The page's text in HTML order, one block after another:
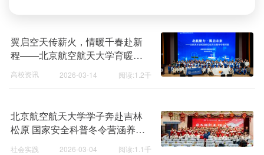
翼启空天传薪火，情暖千春赴新
程——北京航空航天大学育暖航
行实践队2026年寒假实践总结
高校资讯 2026-03-14 阅读:1.2千
北京航空航天大学学子奔赴吉林
松原 国家安全科普冬令营涵养少
年家国情怀
社会实践 2026-03-04 阅读:1.1千